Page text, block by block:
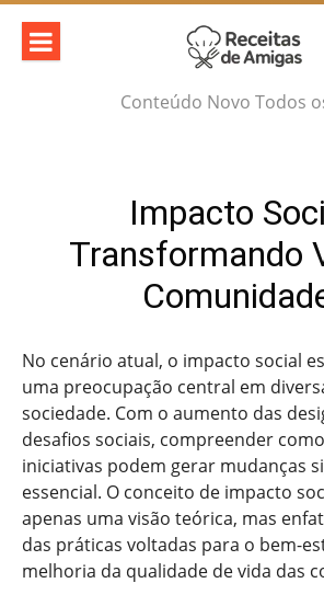
Skip
content
Conteúdo Novo Todos
Impacto
Transformando
No cenário atual, o impacto social
uma preocupação central em
sociedade. Com o aumento das
desafios sociais, compreender
iniciativas podem gerar mudanças
essencial. O conceito de impacto
apenas uma visão teórica, mas
das práticas voltadas para o bem-
melhoria da qualidade de vida das